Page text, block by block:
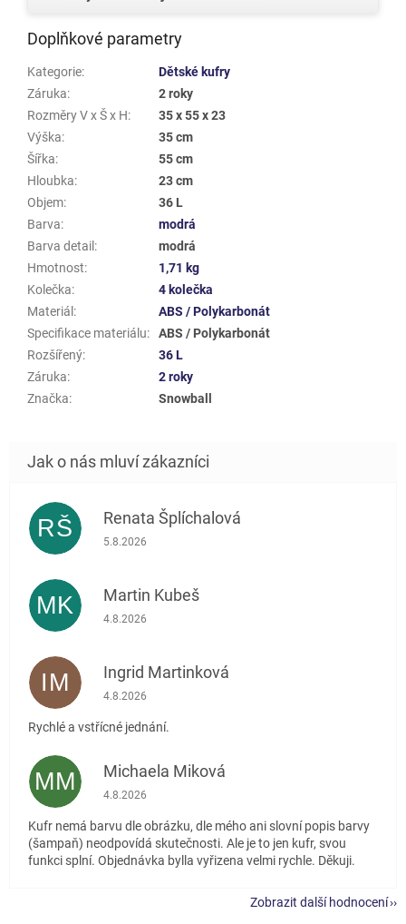
Doplňkové parametry
Kategorie:
Dětské kufry
Záruka:
2 roky
Rozměry V x Š x H:
35 x 55 x 23
Výška:
35 cm
Šířka:
55 cm
Hloubka:
23 cm
Objem:
36 L
Barva:
modrá
Barva detail :
modrá
Hmotnost:
1,71 kg
Kolečka:
4 kolečka
Materiál :
ABS / Polykarbonát
Specifikace materiálu:
ABS / Polykarbonát
Rozšířený:
36 L
Záruka:
2 roky
Značka: Snowball
RŠ Renata Šplíchalová
Hodnocení obchodu je 5 z 5 hvězdiček.
5.8.2026
MK Martin Kubeš
Hodnocení obchodu je 5 z 5 hvězdiček.
4.8.2026
IM Ingrid Martinková
Hodnocení obchodu je 5 z 5 hvězdiček.
4.8.2026
Rychlé a vstřícné jednání.
MM Michaela Miková
Hodnocení obchodu je 5 z 5 hvězdiček.
4.8.2026
Kufr nemá barvu dle obrázku, dle mého ani slovní popis barvy
(šampaň) neodpovídá skutečnosti. Ale je to jen kufr, svou
funkci splní. Objednávka bylla vyřizena velmi rychle. Děkuji.
Zobrazit další hodnocení